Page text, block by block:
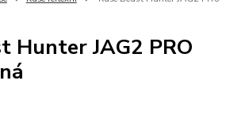
Hunter JAG2 PRO